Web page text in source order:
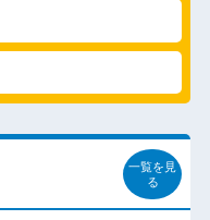
一覧を見
る